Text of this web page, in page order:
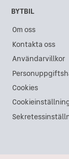
BYTBIL
Om oss
Kontakta oss
Användarvillkor
Cookies